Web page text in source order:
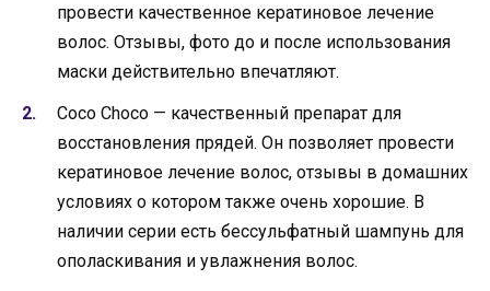
провести качественное кератиновое лечение
волос. Отзывы, фото до и после использования
маски действительно впечатляют.
Coco Choco — качественный препарат для
восстановления прядей. Он позволяет провести
кератиновое лечение волос, отзывы в домашних
условиях о котором также очень хорошие. В
наличии серии есть бессульфатный шампунь для
ополаскивания и увлажнения волос.